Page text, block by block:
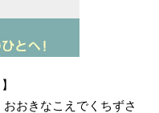
おきなこえでくちずさ